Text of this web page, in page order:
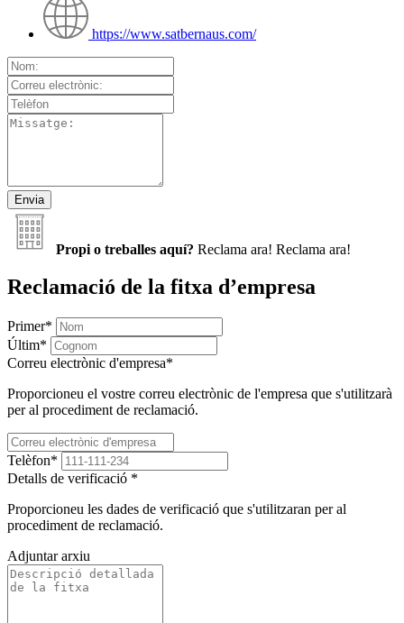
https://www.satbernaus.com/
Propi o treballes aquí? Reclama ara! Reclama ara!
Reclamació de la fitxa d’empresa
Primer*
Últim*
Correu electrònic d'empresa*
Proporcioneu el vostre correu electrònic de l'empresa que s'utilitzarà
per al procediment de reclamació.
Telèfon*
Detalls de verificació *
Proporcioneu les dades de verificació que s'utilitzaran per al
procediment de reclamació.
Adjuntar arxiu